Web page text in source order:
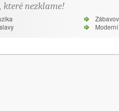
které nezklame!